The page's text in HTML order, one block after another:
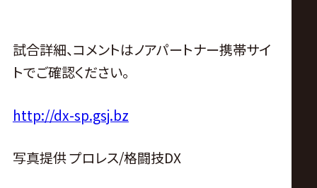
試合詳細、コメントはノアパートナー携帯サイ
トでご確認ください。
http://dx-sp.gsj.bz
写真提供 プロレス/格闘技DX